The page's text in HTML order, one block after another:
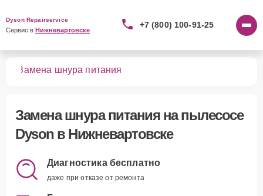
Dyson Repairservice
Сервис в Нижневартовске
+7 (800) 100-91-25
Замена шнура питания
Замена шнура питанияна пылесосе
Dyson в Нижневартовске
Диагностика бесплатно
даже при отказе от ремонта